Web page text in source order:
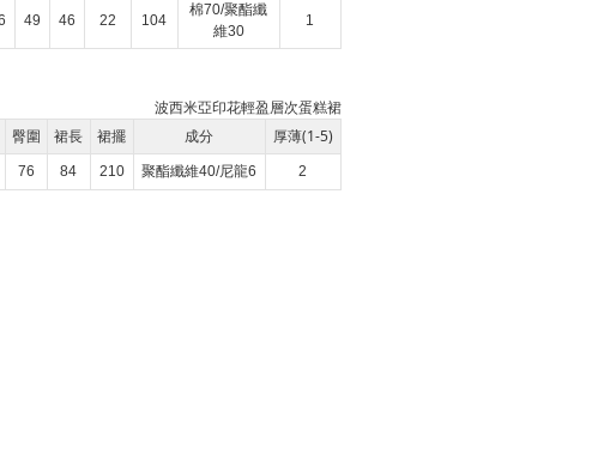
49 46 22 104
棉70/聚酯纖
維30
1
波西米亞印花輕盈層次蛋糕裙
臀圍 裙長 裙擺 成分 厚薄(1-5)
76 84 210 聚酯纖維40/尼龍6 2